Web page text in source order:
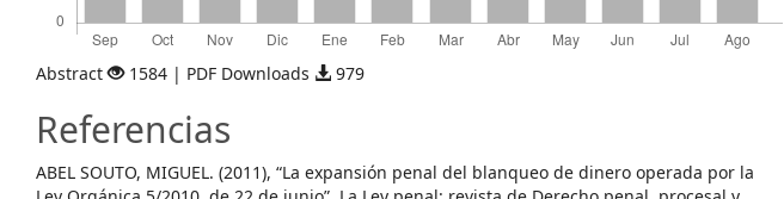
Abstract 1584 | PDF Downloads 979
Referencias
ABEL SOUTO, MIGUEL. (2011), “La expansión penal del blanqueo de dinero operada por la